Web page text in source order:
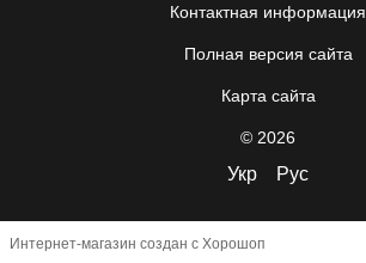
Контактная информация
Полная версия сайта
Карта сайта
© 2026
Укр Рус
Интернет-магазин создан с Хорошоп